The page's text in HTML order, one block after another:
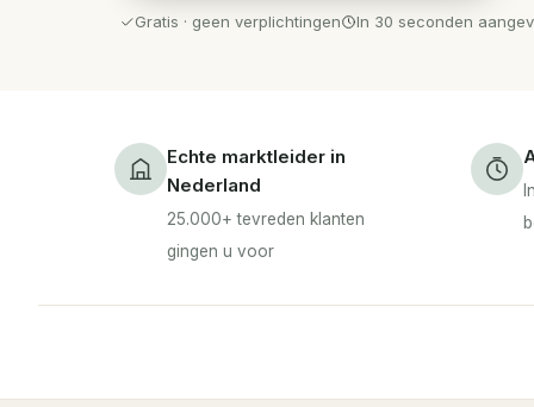
Gratis · geen verplichtingen In 30 seconden
Echte marktleider in
Nederland
25.000+ tevreden klanten
gingen u voor